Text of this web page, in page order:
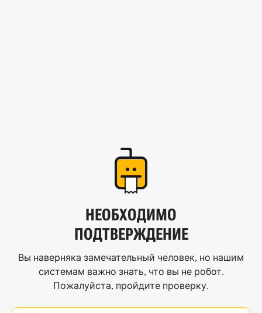
НЕОБХОДИМО
ПОДТВЕРЖДЕНИЕ
Вы наверняка замечательный человек, но нашим
системам важно знать, что вы не робот.
Пожалуйста, пройдите проверку.